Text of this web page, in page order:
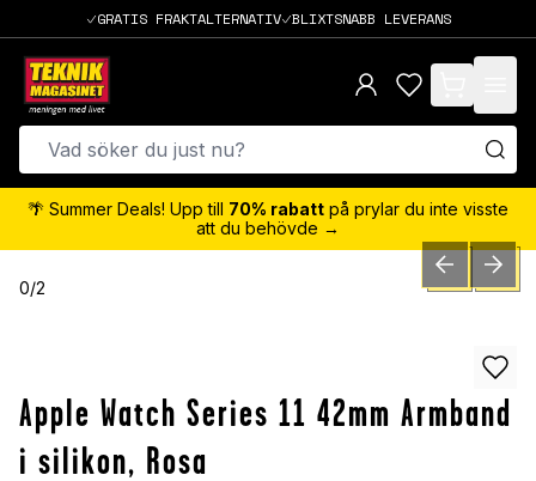
GRATIS FRAKTALTERNATIV BLIXTSNABB LEVERANS
items in cart,
🌴 Summer Deals! Upp till 70% rabatt på prylar du inte visste
att du behövde →
0/2 PREVIOUSNEXT
Apple Watch Series 11 42mm Armband
i silikon, Rosa